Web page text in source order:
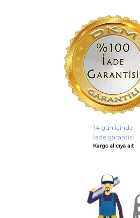
14 gün içinde
İade garantisi
Kargo alıcıya ait